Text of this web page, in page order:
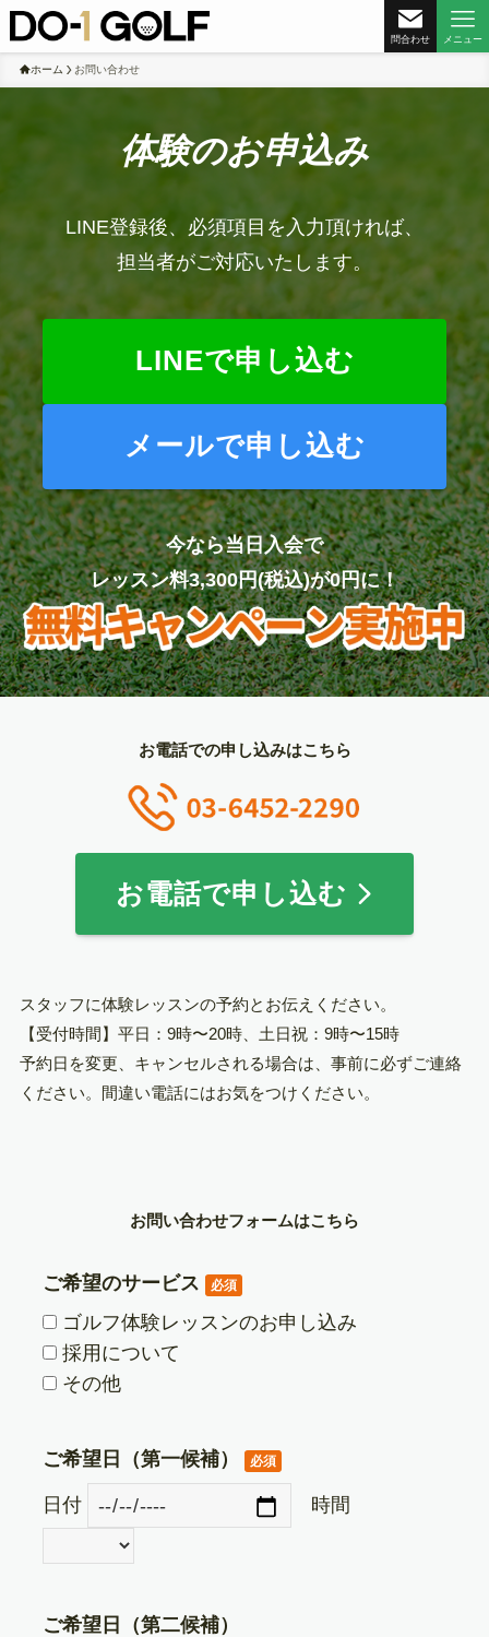
問合わせ メニュー
ホーム お問い合わせ
体験のお申込み
LINE登録後、必須項目を入力頂ければ、
担当者がご対応いたします。
LINEで申し込む
メールで申し込む
今なら当日入会で
レッスン料3,300円(税込)が0円に！
お電話での申し込みはこちら
お電話で申し込む
スタッフに体験レッスンの予約とお伝えください。
【受付時間】平日：9時〜20時、土日祝：9時〜15時
予約日を変更、キャンセルされる場合は、事前に必ずご連絡
ください。間違い電話にはお気をつけください。
お問い合わせフォームはこちら
ご希望のサービス 必須
ゴルフ体験レッスンのお申し込み
採用について
その他
ご希望日（第一候補） 必須
日付 時間
ご希望日（第二候補）